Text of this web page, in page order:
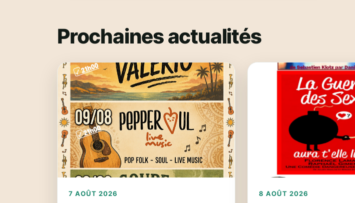
Prochaines actualités
7 AOÛT 2026 8 AOÛT 2026